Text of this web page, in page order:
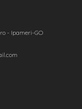
- Ipameri-GO